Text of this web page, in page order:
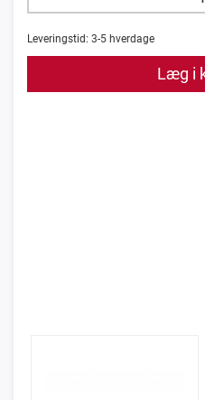
Leveringstid: 3-5 hverdage
Læg i